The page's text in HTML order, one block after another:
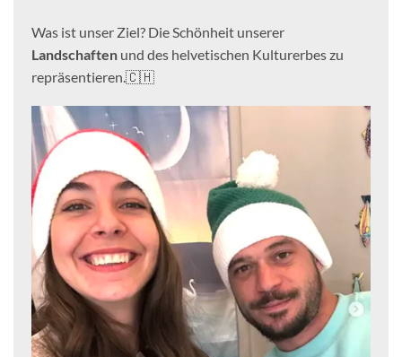
Was ist unser Ziel? Die Schönheit unserer
Landschaften und des helvetischen Kulturerbes zu
repräsentieren.🇨🇭